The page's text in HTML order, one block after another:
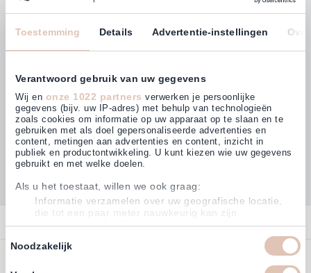
Toestemming Details Advertentie-instellingen Over
Verantwoord gebruik van uw gegevens
Wij en onze 1022 partners verwerken je persoonlijke
gegevens (bijv. uw IP-adres) met behulp van technologieën
zoals cookies om informatie op uw apparaat op te slaan en te
gebruiken met als doel gepersonaliseerde advertenties en
content, metingen aan advertenties en content, inzicht in
publiek en productontwikkeling. U kunt kiezen wie uw gegevens
gebruikt en met welke doelen.
Als u het toestaat, willen we ook graag:
Informatie verzamelen over uw geografische locatie,
die tot een paar meter nauwkeurig kan zijn
Uw apparaat identificeren door het actief te scannen
Lees meer over hoe uw persoonlijke gegevens worden verwerkt
Noodzakelijk
Kontakt
Kontakt
E-Mailadresse
Abonnieren
Kunden bewerten uns mit
4,64 (876)